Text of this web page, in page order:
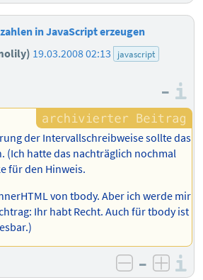
in JavaScript erzeugen
19.03.2008 02:13
javascript
–
der Intervallschreibweise sollte das
(Ich hatte das nachträglich nochmal
für den Hinweis.
von tbody. Aber ich werde mir
Ihr habt Recht. Auch für tbody ist
negativ
–